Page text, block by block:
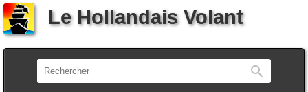
Le Hollandais Volant